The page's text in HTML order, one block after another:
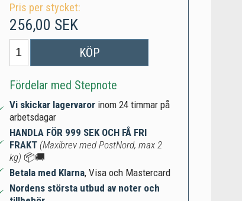
Pris per stycket:
256,00 SEK
KÖP
Fördelar med Stepnote
Vi skickar lagervaror inom 24 timmar på
arbetsdagar
HANDLA FÖR 999 SEK OCH FÅ FRI
FRAKT (Maxibrev med PostNord, max 2
kg) 📦🚚
Betala med Klarna, Visa och Mastercard
Nordens största utbud av noter och